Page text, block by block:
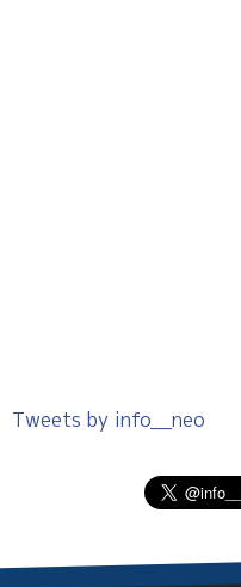
Tweets by info__neo